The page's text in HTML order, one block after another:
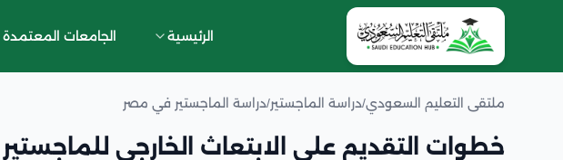
الرئيسية الجامعات المعتمدة
ملتقى التعليم السعودي/دراسة الماجستير/دراسة الماجستير في مصر
خطوات التقديم على الابتعاث الخارجي